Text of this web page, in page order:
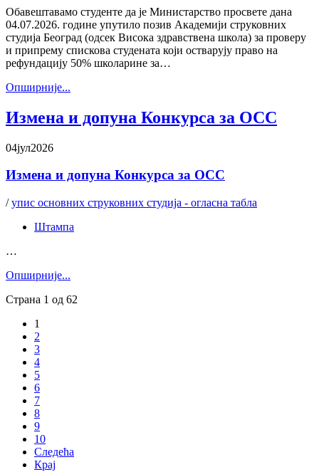
Обавештавамо студенте да је Министарство просвете дана
04.07.2026. године упутило позив Академији струковних
студија Београд (одсек Висока здравствена школа) за проверу
и припрему спискова студената који остварују право на
рефундацију 50% школарине за…
Oпширније...
Измена и допуна Конкурса за ОСС
04јул2026
Измена и допуна Конкурса за ОСС
/упис основних струковних студија - огласна табла
Штампа
…
Oпширније...
Страна 1 од 62
1
2
3
4
5
6
7
8
9
10
Следећа
Крај